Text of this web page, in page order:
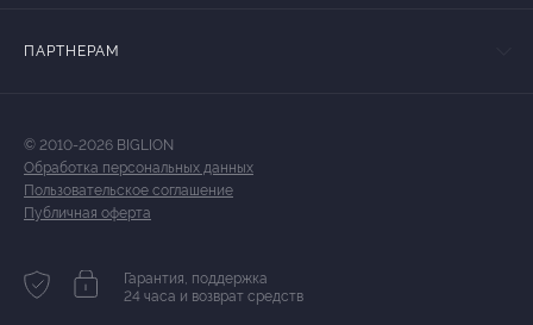
ПАРТНЕРАМ
© 2010-2026 BIGLION
Обработка персональных данных
Пользовательское соглашение
Публичная оферта
Гарантия, поддержка
24 часа и возврат средств